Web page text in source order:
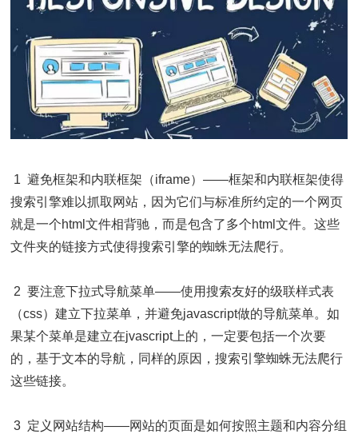
1 避免框架和内联框架（iframe）——框架和内联框架使得
搜索引擎难以抓取网站，因为它们与标准所约定的一个网页
就是一个html文件相背驰，而是包含了多个html文件。这些
文件夹的链接方式使得搜索引擎的蜘蛛无法爬行。
2 要注意下拉式导航菜单——使用搜索友好的级联样式表
（css）建立下拉菜单，并避免javascript做的导航菜单。如
果某个菜单是建立在jvascript上的，一定要包括一个次要
的，基于文本的导航，同样的原因，搜索引擎蜘蛛无法爬行
这些链接。
3 定义网站结构——网站的页面是如何按照主题和内容分组